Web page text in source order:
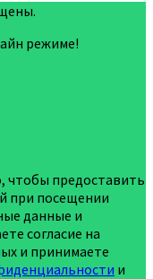
режиме!
чтобы предоставить
при посещении
данные и
согласие на
и принимаете
и